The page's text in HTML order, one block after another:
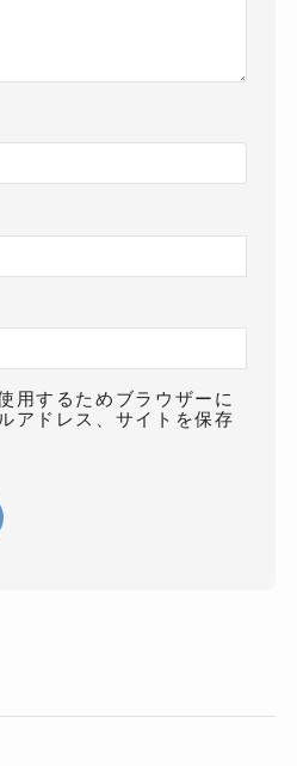
用するためブラウザーに
アドレス、サイトを保存